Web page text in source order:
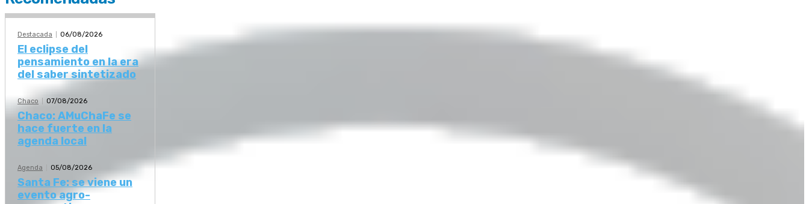
Destacada 06/08/2026
El eclipse del
pensamiento en la era
del saber sintetizado
Chaco 07/08/2026
Chaco: AMuChaFe se
hace fuerte en la
agenda local
Agenda 05/08/2026
Santa Fe: se viene un
evento agro-